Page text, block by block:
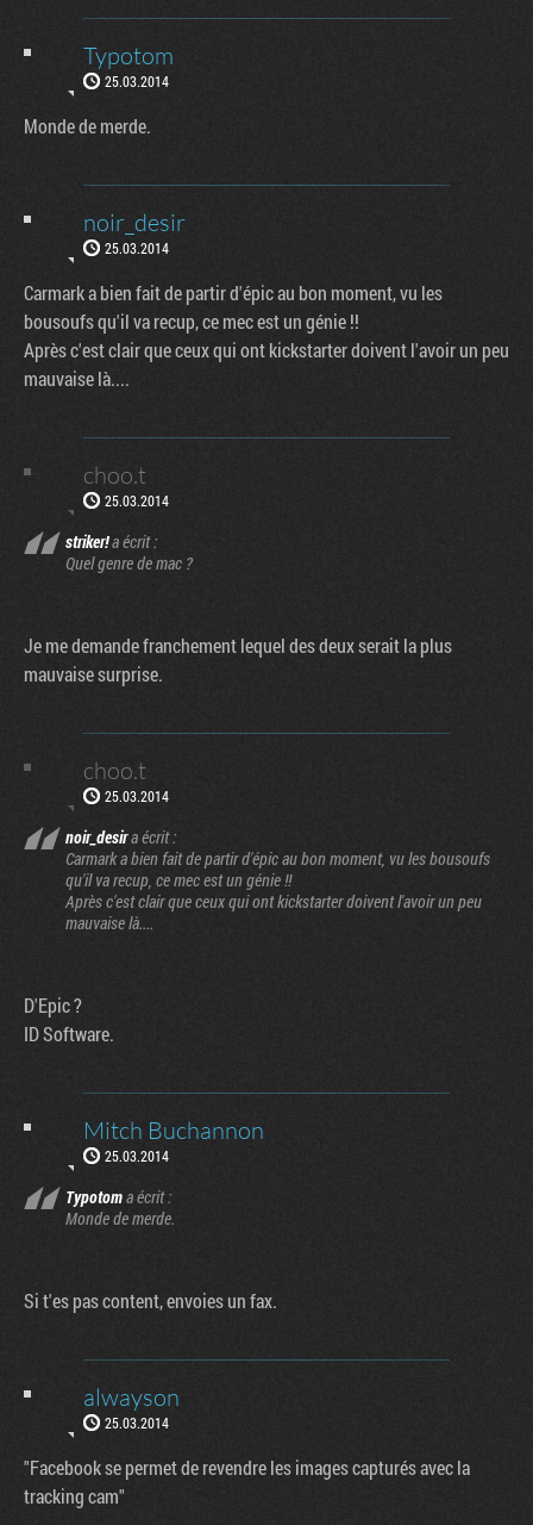
Typotom
25.03.2014
Monde de merde.
noir_desir
25.03.2014
Carmark a bien fait de partir d'épic au bon moment, vu les
bousoufs qu'il va recup, ce mec est un génie !!
Après c'est clair que ceux qui ont kickstarter doivent l'avoir un peu
mauvaise là....
choo.t
25.03.2014
striker!a écrit :
Quel genre de mac ?
Je me demande franchement lequel des deux serait la plus
mauvaise surprise.
choo.t
25.03.2014
noir_desira écrit :
Carmark a bien fait de partir d'épic au bon moment, vu les bousoufs
qu'il va recup, ce mec est un génie !!
Après c'est clair que ceux qui ont kickstarter doivent l'avoir un peu
mauvaise là....
D'Epic ?
ID Software.
Mitch Buchannon
25.03.2014
Typotoma écrit :
Monde de merde.
Si t'es pas content, envoies un fax.
alwayson
25.03.2014
"Facebook se permet de revendre les images capturés avec la
tracking cam"